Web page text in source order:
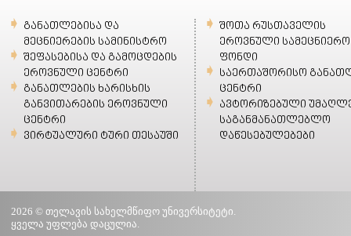
განათლებისა და
მეცნიერების სამინისტრო
შეფასებისა და გამოცდების
ეროვნული ცენტრი
განათლების ხარისხის
განვითარების ეროვნული
ცენტრი
ვირტუალური ტური თესაუში
შოთა რუსთაველის
ეროვნული სამეცნიერო
ფონდი
საერთაშორისო
ცენტრი
ავტორიზებული
საგანმანათლებლო
დაწესებულებები
2026 © თელავის სახელმწიფო უნივერსიტეტი.
ყველა უფლება დაცულია.